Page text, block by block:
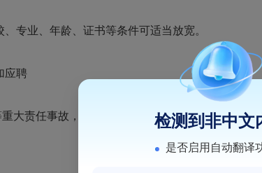
专业、 年龄、证书等条件可适当放宽。
应聘
大责任事故，或出现严重亏损，造成国有或集体
检测到非中文
是否启用自动翻译